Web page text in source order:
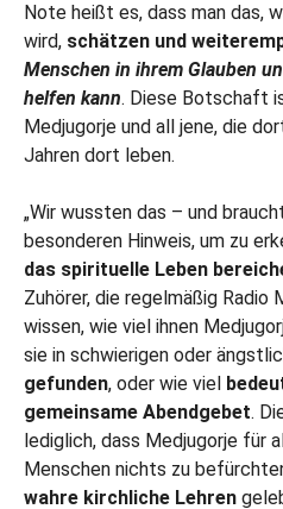
Note heißt es, dass man das,
wird, schätzen und
Menschen in ihrem Glauben
helfen kann. Diese Botschaft
Medjugorje und all jene, die
Jahren dort leben.
„Wir wussten das – und
besonderen Hinweis, um zu
das spirituelle Leben
Zuhörer, die regelmäßig Radio
wissen, wie viel ihnen
sie in schwierigen oder
gefunden, oder wie viel
gemeinsame Abendgebet.
lediglich, dass Medjugorje für
Menschen nichts zu
wahre kirchliche Lehren